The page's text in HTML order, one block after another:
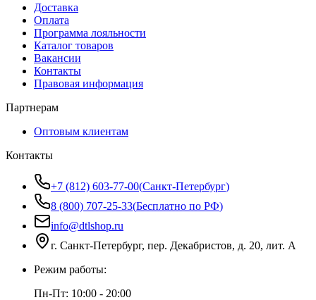
Доставка
Оплата
Программа лояльности
Каталог товаров
Вакансии
Контакты
Правовая информация
Партнерам
Оптовым клиентам
Контакты
+7 (812) 603-77-00(Санкт-Петербург)
8 (800) 707-25-33(Бесплатно по РФ)
info@dtlshop.ru
г. Санкт-Петербург, пер. Декабристов, д. 20, лит. А
Режим работы:
Пн-Пт: 10:00 - 20:00